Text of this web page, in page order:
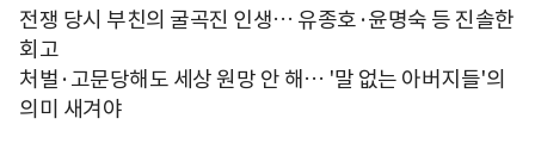
전쟁 당시 부친의 굴곡진 인생… 유종호·윤명숙 등 진솔한
회고
처벌·고문당해도 세상 원망 안 해… '말 없는 아버지들'의
의미 새겨야